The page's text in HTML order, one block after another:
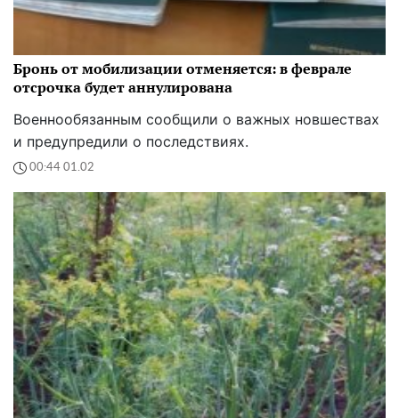
Бронь от мобилизации отменяется: в феврале
отсрочка будет аннулирована
Военнообязанным сообщили о важных новшествах
и предупредили о последствиях.
00:44 01.02